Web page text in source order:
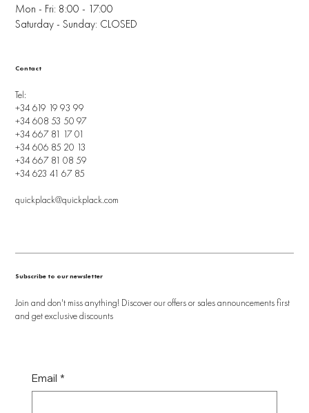
Mon - Fri: 8:00 - 17:00
Saturday - Sunday: CLOSED
Tel:
+34 619 19 93 99
+34 608 53 50 97
+34 667 81 17 01
+34 606 85 20 13
+34 667 81 08 59
+34 623 41 67 85
quickplack@quickplack.com
Contact
Subscribe to our newsletter
Join and don't miss anything! Discover our offers or sales announcements first
and get exclusive discounts
Email *